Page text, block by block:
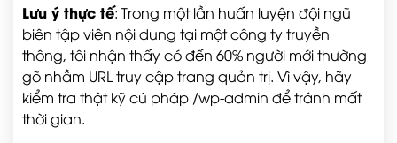
Lưu ý thực tế: Trong một lần huấn luyện đội ngũ
biên tập viên nội dung tại một công ty truyền
thông, tôi nhận thấy có đến 60% người mới thường
gõ nhầm URL truy cập trang quản trị. Vì vậy, hãy
kiểm tra thật kỹ cú pháp /wp-admin để tránh mất
thời gian.